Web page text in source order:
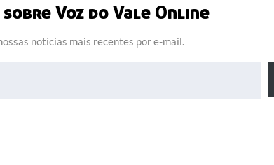
Voz do Vale Online
notícias mais recentes por e-mail.